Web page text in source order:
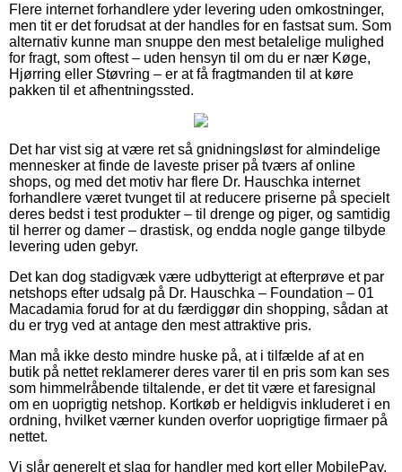
Flere internet forhandlere yder levering uden omkostninger,
men tit er det forudsat at der handles for en fastsat sum. Som
alternativ kunne man snuppe den mest betalelige mulighed
for fragt, som oftest – uden hensyn til om du er nær Køge,
Hjørring eller Støvring – er at få fragtmanden til at køre
pakken til et afhentningssted.
Det har vist sig at være ret så gnidningsløst for almindelige
mennesker at finde de laveste priser på tværs af online
shops, og med det motiv har flere Dr. Hauschka internet
forhandlere været tvunget til at reducere priserne på specielt
deres bedst i test produkter – til drenge og piger, og samtidig
til herrer og damer – drastisk, og endda nogle gange tilbyde
levering uden gebyr.
Det kan dog stadigvæk være udbytterigt at efterprøve et par
netshops efter udsalg på Dr. Hauschka – Foundation – 01
Macadamia forud for at du færdiggør din shopping, sådan at
du er tryg ved at antage den mest attraktive pris.
Man må ikke desto mindre huske på, at i tilfælde af at en
butik på nettet reklamerer deres varer til en pris som kan ses
som himmelråbende tiltalende, er det tit være et faresignal
om en uoprigtig netshop. Kortkøb er heldigvis inkluderet i en
ordning, hvilket værner kunden overfor uoprigtige firmaer på
nettet.
Vi slår generelt et slag for handler med kort eller MobilePay.